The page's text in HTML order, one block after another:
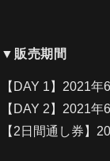
▼販売期間
【DAY 1】2021
【DAY 2】2021
【2日間通し券】